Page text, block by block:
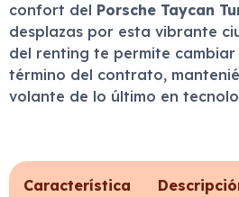
confort del Porsche Taycan
desplazas por esta vibrante
del renting te permite
término del contrato,
volante de lo último en
Característica